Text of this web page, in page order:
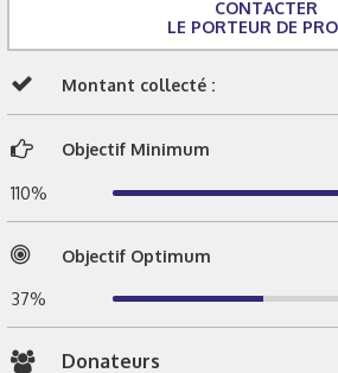
CONTACTER
LE PORTEUR DE
Montant collecté :
Objectif Minimum
110%
Objectif Optimum
37%
Donateurs